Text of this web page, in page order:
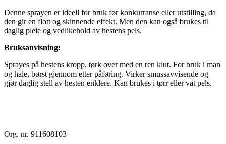
Denne sprayen er ideell for bruk før konkurranse eller utstilling, da
den gir en flott og skinnende effekt. Men den kan også brukes til
daglig pleie og vedlikehold av hestens pels.
Bruksanvisning:
Sprayes på hestens kropp, tørk over med en ren klut. For bruk i man
og hale, børst gjennom etter påføring. Virker smussavvisende og
gjør daglig stell av hesten enklere. Kan brukes i tørr eller våt pels.
Org. nr. 911608103